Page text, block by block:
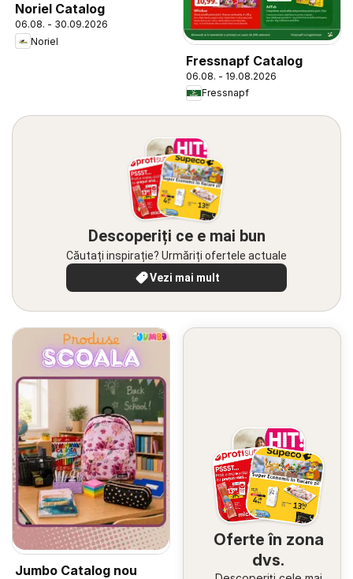
Noriel Catalog
06.08. - 30.09.2026
Noriel
Fressnapf Catalog
06.08. - 19.08.2026
Fressnapf
Descoperiți ce e mai bun
Căutați inspirație? Urmăriți ofertele actuale
Vezi mai mult
Jumbo Catalog nou
Oferte în zona
dvs.